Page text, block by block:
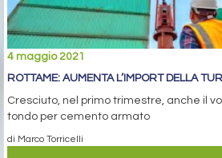
4 maggio 2021
ROTTAME: AUMENTA L’IMPORT DELLA
Cresciuto, nel primo trimestre, anche il
tondo per cemento armato
di Marco Torricelli